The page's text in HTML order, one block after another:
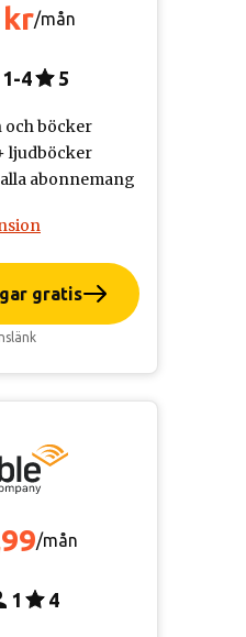
kr/mån
1-4 5
och böcker
ljudböcker
abonnemang
gratis
/mån
1 4